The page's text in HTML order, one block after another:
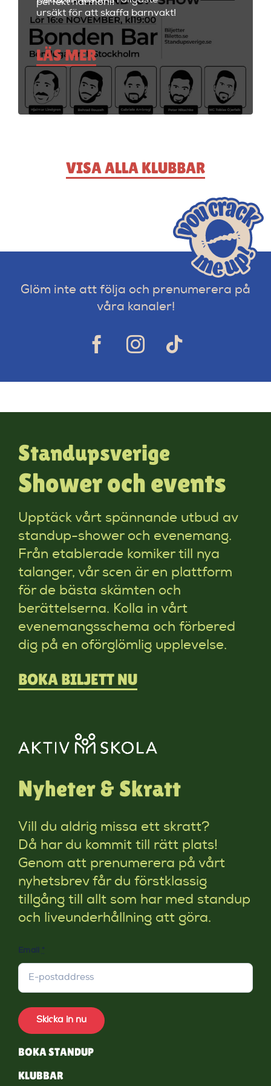
perfekt harmoni!
ursäkt för att skaffa barnvakt!
LÄS MER
VISA ALLA KLUBBAR
Glöm inte att följa och prenumerera på
våra kanaler!
Standupsverige
Shower och events
Upptäck vårt spännande utbud av
standup-shower och evenemang.
Från etablerade komiker till nya
talanger, vår scen är en plattform
för de bästa skämten och
berättelserna. Kolla in vårt
evenemangsschema och förbered
dig på en oförglömlig upplevelse.
BOKA BILJETT NU
Nyheter & Skratt
Vill du aldrig missa ett skratt?
Då har du kommit till rätt plats!
Genom att prenumerera på vårt
nyhetsbrev får du förstklassig
tillgång till allt som har med standup
och liveunderhållning att göra.
Email *
Skicka in nu
BOKA STANDUP
KLUBBAR